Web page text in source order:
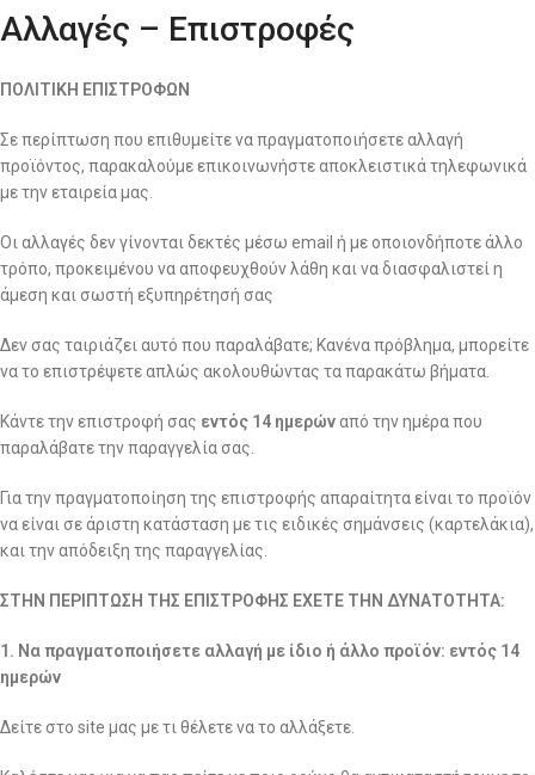
Αλλαγές – Επιστροφές
ΠΟΛΙΤΙΚΗ ΕΠΙΣΤΡΟΦΩΝ
Σε περίπτωση που επιθυμείτε να πραγματοποιήσετε αλλαγή
προϊόντος, παρακαλούμε επικοινωνήστε αποκλειστικά τηλεφωνικά
με την εταιρεία μας.
Οι αλλαγές δεν γίνονται δεκτές μέσω email ή με οποιονδήποτε άλλο
τρόπο, προκειμένου να αποφευχθούν λάθη και να διασφαλιστεί η
άμεση και σωστή εξυπηρέτησή σας
Δεν σας ταιριάζει αυτό που παραλάβατε; Κανένα πρόβλημα, μπορείτε
να το επιστρέψετε απλώς ακολουθώντας τα παρακάτω βήματα.
Κάντε την επιστροφή σας εντός 14 ημερώναπό την ημέρα που
παραλάβατε την παραγγελία σας.
Για την πραγματοποίηση της επιστροφής απαραίτητα είναι το προϊόν
να είναι σε άριστη κατάσταση με τις ειδικές σημάνσεις (καρτελάκια),
και την απόδειξη της παραγγελίας.
ΣΤΗΝ ΠΕΡΙΠΤΩΣΗ ΤΗΣ ΕΠΙΣΤΡΟΦΗΣ ΕΧΕΤΕ ΤΗΝ ΔΥΝΑΤΟΤΗΤΑ:
1. Να πραγματοποιήσετε αλλαγή με ίδιο ή άλλο προϊόν: εντός 14
ημερών
Δείτε στο site μας με τι θέλετε να το αλλάξετε.